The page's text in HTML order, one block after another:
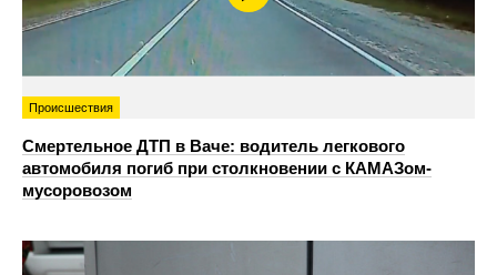
Происшествия
Смертельное ДТП в Ваче: водитель легкового
автомобиля погиб при столкновении с КАМАЗом-
мусоровозом